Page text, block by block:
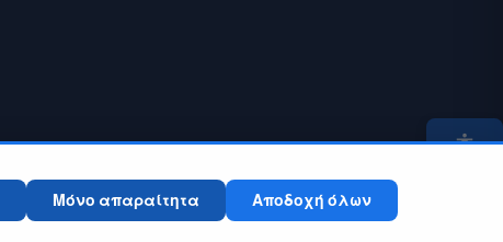
Μόνο απαραίτητα Αποδοχή όλων